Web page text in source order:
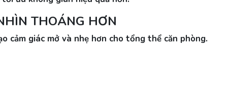
THOÁNG HƠN
cảm giác mở và nhẹ hơn cho tổng thể căn phòng.